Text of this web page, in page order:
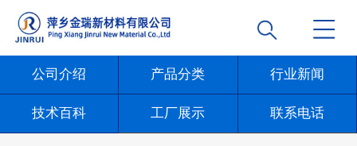
公司介绍 产品分类 行业新闻
技术百科 工厂展示 联系电话